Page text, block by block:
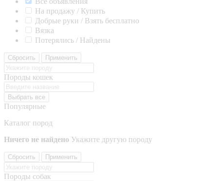
На продажу / Купить
Добрые руки / Взять бесплатно
Вязка
Потерялись / Найдены
Сбросить Применить
Породы кошек
Выбрать все
Популярные
Каталог пород
Ничего не найдено Укажите другую породу
Сбросить Применить
Породы собак